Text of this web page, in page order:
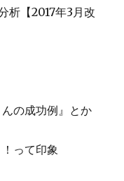
析【2017年3月改
んの成功例』とか
って印象